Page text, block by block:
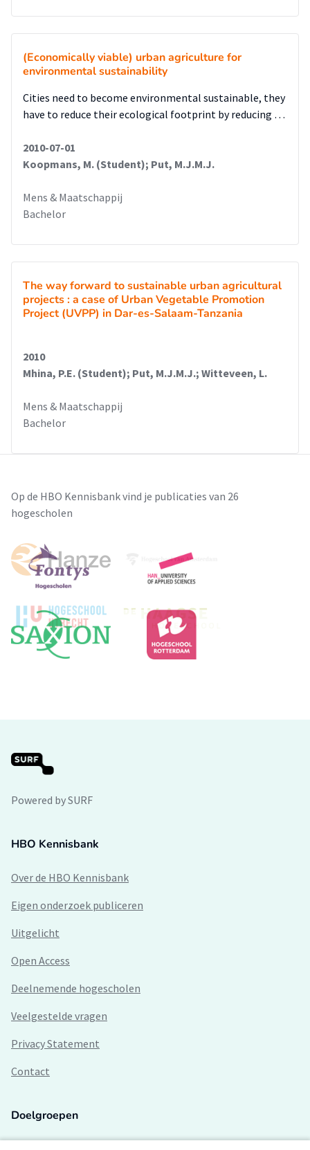
(Economically viable) urban agriculture for
environmental sustainability
Cities need to become environmental sustainable, they
have to reduce their ecological footprint by reducing …
2010-07-01
Koopmans, M. (Student); Put, M.J.M.J.
Mens & Maatschappij
Bachelor
The way forward to sustainable urban agricultural
projects : a case of Urban Vegetable Promotion
Project (UVPP) in Dar-es-Salaam-Tanzania
2010
Mhina, P.E. (Student); Put, M.J.M.J.; Witteveen, L.
Mens & Maatschappij
Bachelor
Op de HBO Kennisbank vind je publicaties van 26
hogescholen
Powered by SURF
HBO Kennisbank
Over de HBO Kennisbank
Eigen onderzoek publiceren
Uitgelicht
Open Access
Deelnemende hogescholen
Veelgestelde vragen
Privacy Statement
Contact
Doelgroepen